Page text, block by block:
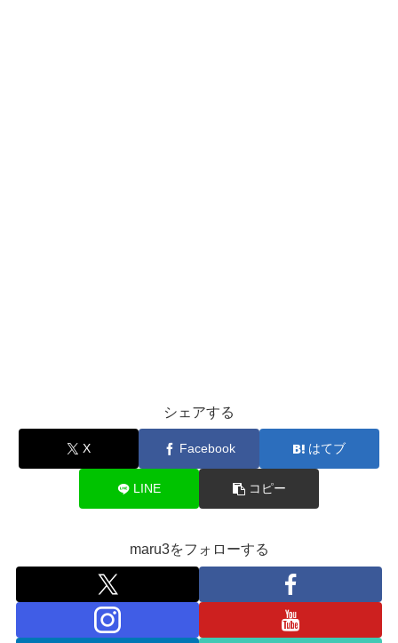
シェアする
X Facebook はてブ
LINE コピー
maru3をフォローする